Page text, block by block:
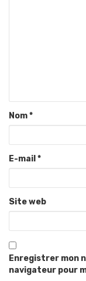
Nom*
E-mail *
Site web
Enregistrer mon
navigateur pour